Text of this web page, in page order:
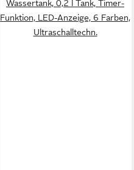
Wassertank, 0,2 l Tank, Timer-
Funktion, LED-Anzeige, 6 Farben,
Ultraschalltechn.